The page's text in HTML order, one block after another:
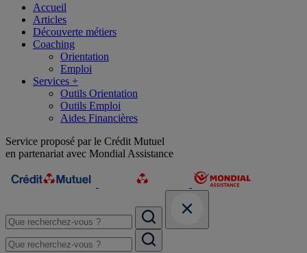
Accueil
Articles
Découverte métiers
Coaching
Orientation
Emploi
Services +
Outils Orientation
Outils Emploi
Aides Financières
Service proposé par le Crédit Mutuel
en partenariat avec Mondial Assistance